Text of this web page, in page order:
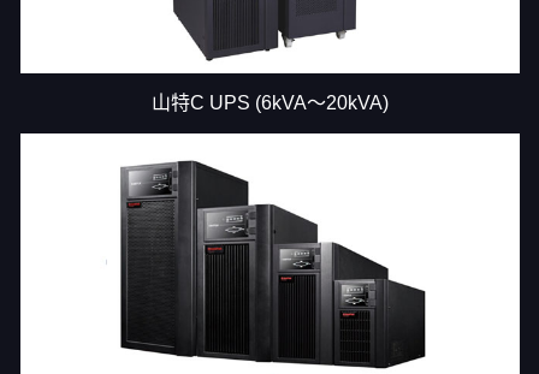
山特C UPS (6kVA～20kVA)